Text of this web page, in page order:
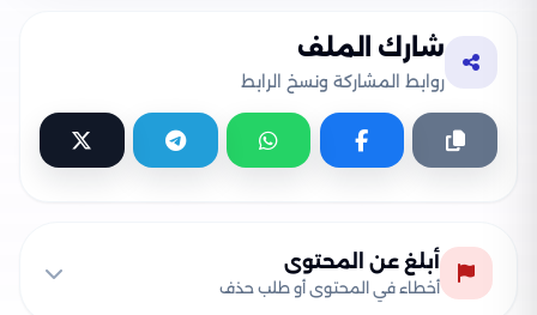
شارك الملف
روابط المشاركة ونسخ الرابط
أبلغ عن المحتوى
أخطاء في المحتوى أو طلب حذف